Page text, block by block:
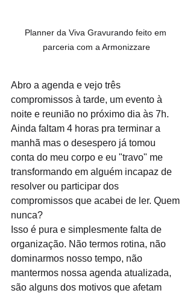
Planner da Viva Gravurando feito em
parceria com a Armonizzare
Abro a agenda e vejo três
compromissos à tarde, um evento à
noite e reunião no próximo dia às 7h.
Ainda faltam 4 horas pra terminar a
manhã mas o desespero já tomou
conta do meu corpo e eu "travo" me
transformando em alguém incapaz de
resolver ou participar dos
compromissos que acabei de ler. Quem
nunca?
Isso é pura e simplesmente falta de
organização. Não termos rotina, não
dominarmos nosso tempo, não
mantermos nossa agenda atualizada,
são alguns dos motivos que afetam